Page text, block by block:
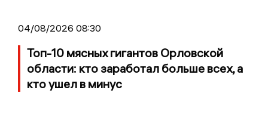
04/08/2026 08:30
Топ-10 мясных гигантов Орловской
области: кто заработал больше всех, а
кто ушел в минус